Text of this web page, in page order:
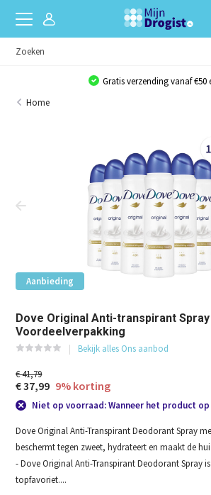
Gratis verzending vanaf €50
Home
Aanbieding
Dove Original Anti-transpirant Spray
Voordeelverpakking
Bekijk alles Ons aanbod
€ 41,79
€ 37,99 9% korting
Niet op voorraad: Wanneer het product
Dove Original Anti-Transpirant Deodorant Spray
beschermt tegen zweet, hydrateert en maakt de
- Dove Original Anti-Transpirant Deodorant Spray
topfavoriet....